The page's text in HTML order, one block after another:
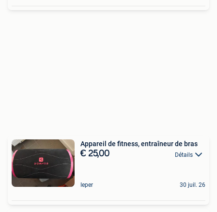
Appareil de fitness, entraîneur de bras
€ 25,00 Détails
Ieper 30 juil. 26